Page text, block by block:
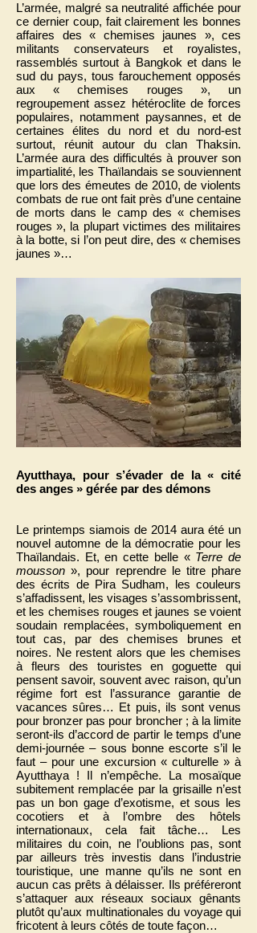
L’armée, malgré sa neutralité affichée pour
ce dernier coup, fait clairement les bonnes
affaires des « chemises jaunes », ces
militants conservateurs et royalistes,
rassemblés surtout à Bangkok et dans le
sud du pays, tous farouchement opposés
aux « chemises rouges », un
regroupement assez hétéroclite de forces
populaires, notamment paysannes, et de
certaines élites du nord et du nord-est
surtout, réunit autour du clan Thaksin.
L’armée aura des difficultés à prouver son
impartialité, les Thaïlandais se souviennent
que lors des émeutes de 2010, de violents
combats de rue ont fait près d’une centaine
de morts dans le camp des « chemises
rouges », la plupart victimes des militaires
à la botte, si l’on peut dire, des « chemises
jaunes »…
Ayutthaya, pour s’évader de la « cité
des anges » gérée par des démons
Le printemps siamois de 2014 aura été un
nouvel automne de la démocratie pour les
Thaïlandais. Et, en cette belle « Terre de
mousson », pour reprendre le titre phare
des écrits de Pira Sudham, les couleurs
s’affadissent, les visages s’assombrissent,
et les chemises rouges et jaunes se voient
soudain remplacées, symboliquement en
tout cas, par des chemises brunes et
noires. Ne restent alors que les chemises
à fleurs des touristes en goguette qui
pensent savoir, souvent avec raison, qu’un
régime fort est l’assurance garantie de
vacances sûres… Et puis, ils sont venus
pour bronzer pas pour broncher ; à la limite
seront-ils d’accord de partir le temps d’une
demi-journée – sous bonne escorte s’il le
faut – pour une excursion « culturelle » à
Ayutthaya ! Il n’empêche. La mosaïque
subitement remplacée par la grisaille n’est
pas un bon gage d’exotisme, et sous les
cocotiers et à l’ombre des hôtels
internationaux, cela fait tâche… Les
militaires du coin, ne l’oublions pas, sont
par ailleurs très investis dans l’industrie
touristique, une manne qu’ils ne sont en
aucun cas prêts à délaisser. Ils préféreront
s’attaquer aux réseaux sociaux gênants
plutôt qu’aux multinationales du voyage qui
fricotent à leurs côtés de toute façon…